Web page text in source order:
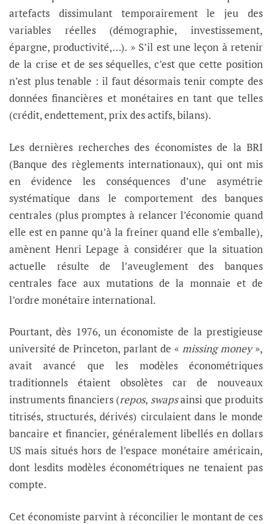
artefacts dissimulant temporairement le jeu des
variables réelles (démographie, investissement,
épargne, productivité,…). » S’il est une leçon à retenir
de la crise et de ses séquelles, c’est que cette position
n’est plus tenable : il faut désormais tenir compte des
données financières et monétaires en tant que telles
(crédit, endettement, prix des actifs, bilans).
Les dernières recherches des économistes de la BRI
(Banque des règlements internationaux), qui ont mis
en évidence les conséquences d’une asymétrie
systématique dans le comportement des banques
centrales (plus promptes à relancer l’économie quand
elle est en panne qu’à la freiner quand elle s’emballe),
amènent Henri Lepage à considérer que la situation
actuelle résulte de l’aveuglement des banques
centrales face aux mutations de la monnaie et de
l’ordre monétaire international.
Pourtant, dès 1976, un économiste de la prestigieuse
université de Princeton, parlant de « missing money»,
avait avancé que les modèles économétriques
traditionnels étaient obsolètes car de nouveaux
instruments financiers (repos, swapsainsi que produits
titrisés, structurés, dérivés) circulaient dans le monde
bancaire et financier, généralement libellés en dollars
US mais situés hors de l’espace monétaire américain,
dont lesdits modèles économétriques ne tenaient pas
compte.
Cet économiste parvint à réconcilier le montant de ces